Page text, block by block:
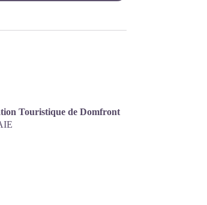
Touristique de Domfront